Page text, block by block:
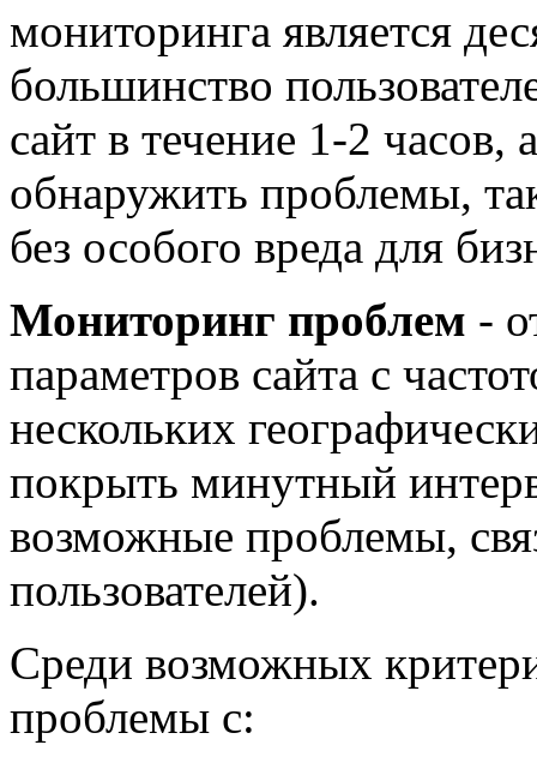
мониторинга является
большинство
сайт в течение 1-2 часов,
обнаружить проблемы,
без особого вреда для
Мониторинг проблем -
параметров сайта с
нескольких
покрыть минутный
возможные проблемы,
пользователей).
Среди возможных
проблемы с: